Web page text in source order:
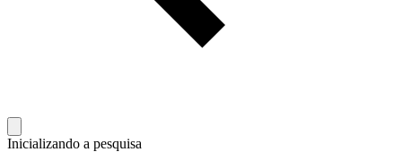
Inicializando a pesquisa